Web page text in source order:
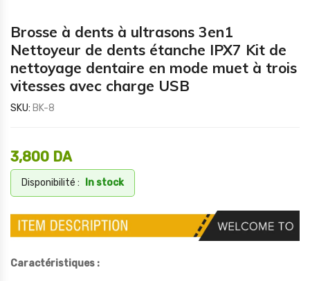
Brosse à dents à ultrasons 3en1
Nettoyeur de dents étanche IPX7 Kit de
nettoyage dentaire en mode muet à trois
vitesses avec charge USB
SKU: BK-8
3,800 DA
Disponibilité : In stock
Caractéristiques :